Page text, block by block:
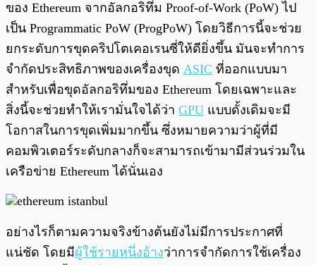
ของ Ethereum จากอัลกอริทึ่ม Proof-of-Work (PoW) ไป
เป็น Programmatic PoW (ProgPoW) โดยวิธีการนี้จะช่วย
ยกระดับการขุดคริปโตเคอเรนซี่ให้ดียิ่งขึ้น มันจะทำการ
จำกัดประสิทธิภาพของเครื่องขุด ASIC ที่ออกแบบมา
สำหรับเพื่อขุดอัลกอริทึ่มของ Ethereum โดยเฉพาะและ
สิ่งนี้จะช่วยทำให้เรามั่นใจได้ว่า GPU แบบดั้งเดิมจะมี
โอกาสในการขุดเพิ่มมากขึ้น ซึ่งหมายความว่าผู้ที่มี
คอมพิวเตอร์ระดับกลางก็จะสามารถเข้ามามีส่วนร่วมใน
เครือข่าย Ethereum ได้นั่นเอง
อย่างไรก็ตามความจริงข้างต้นยังไม่มีการประกาศที่
แน่ชัด โดยมีผู้ใช้รายหนึ่งอ้างว่าการจำกัดการใช้เครื่อง